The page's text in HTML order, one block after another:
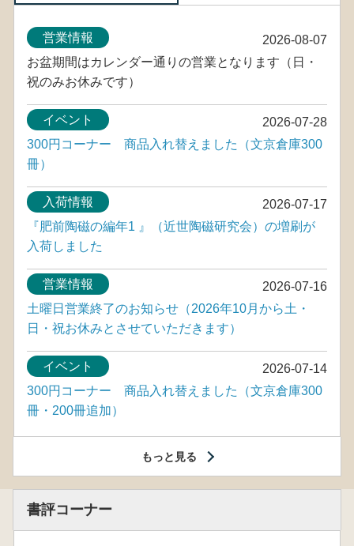
2026-08-07
営業情報
お盆期間はカレンダー通りの営業となります（日・
祝のみお休みです）
2026-07-28
イベント
300円コーナー 商品入れ替えました（文京倉庫300
冊）
2026-07-17
入荷情報
『肥前陶磁の編年1 』（近世陶磁研究会）の増刷が
入荷しました
2026-07-16
営業情報
土曜日営業終了のお知らせ（2026年10月から土・
日・祝お休みとさせていただきます）
2026-07-14
イベント
300円コーナー 商品入れ替えました（文京倉庫300
冊・200冊追加）
もっと見る
書評コーナー